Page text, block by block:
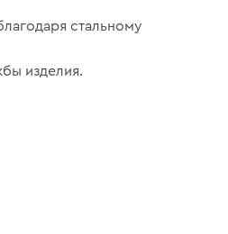
стальному
изделия.